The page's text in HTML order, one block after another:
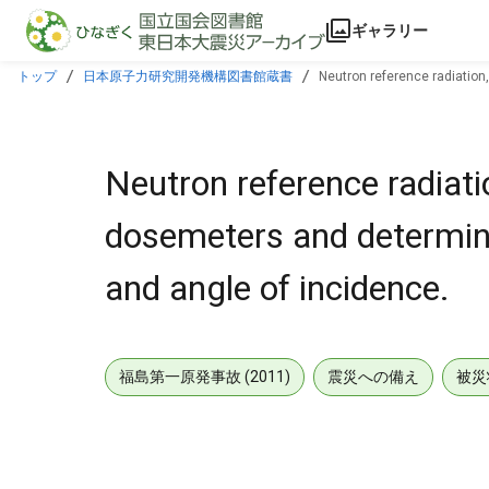
本文に飛ぶ
ギャラリー
トップ 日本原子力研究開発機構図書館蔵書 Neutron reference
Neutron reference
dosemeters and
and angle of incidence.
福島第一原発事故 (2011) 震災への備え 被災